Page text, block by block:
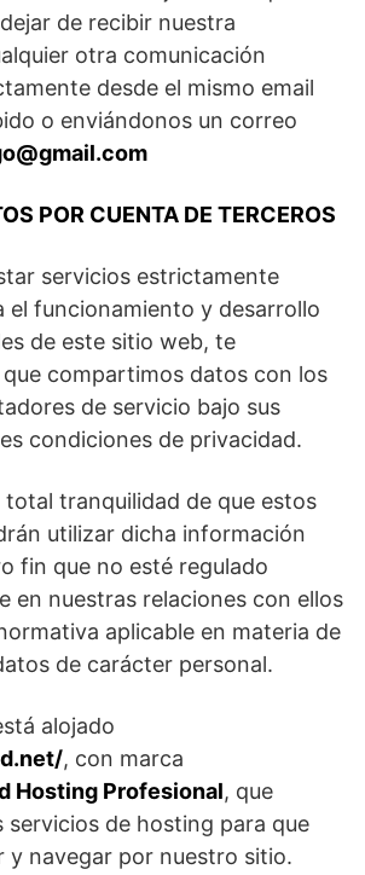
de recibir nuestra
otra comunicación
desde el mismo email
o enviándonos un correo
POR CUENTA DE TERCEROS
servicios estrictamente
el funcionamiento y desarrollo
de este sitio web, te
compartimos datos con los
de servicio bajo sus
condiciones de privacidad.
total tranquilidad de que estos
utilizar dicha información
fin que no esté regulado
en nuestras relaciones con ellos
aplicable en materia de
de carácter personal.
alojado
, con marca
Hosting Profesional, que
servicios de hosting para que
y navegar por nuestro sitio.